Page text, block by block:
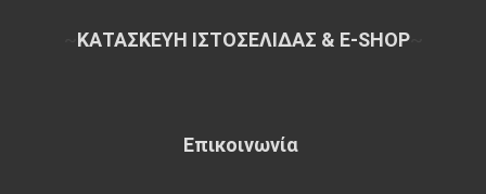
ΚΑΤΑΣΚΕΥΗ ΙΣΤΟΣΕΛΙΔΑΣ & E-SHOP~
Επικοινωνία